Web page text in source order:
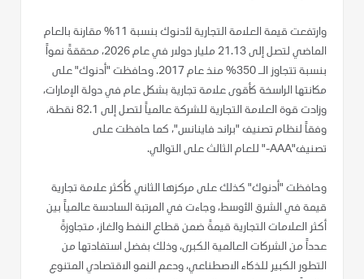
وارتفعت قيمة العلامة التجارية لأدنوك بنسبة 11% مقارنة بالعام
الماضي لتصل إلى 21.13 مليار دولار في عام 2026، محققةً نمواً
بنسبة تتجاوز الـ 350% منذ عام 2017. وحافظت "أدنوك" على
مكانتها الراسخة كأقوى علامة تجارية بشكل عام في دولة الإمارات،
وزادت قوة العلامة التجارية للشركة عالمياً لتصل إلى 82.1 نقطة،
وفقاً لنظام تصنيف "براند فاينانس"، كما حافظت على
تصنيف"AAA-" للعام الثالث على التوالي.
وحافظت "أدنوك" كذلك على مركزها الثاني كأكثر علامة تجارية
قيمة في الشرق الأوسط، وجاءت في المرتبة السادسة عالمياً بين
أكثر العلامات التجارية قيمةً ضمن قطاع النفط والغاز، متجاوزةً
عدداً من الشركات العالمية الكبرى، وذلك بفضل استفادتها من
التطور الكبير للذكاء الاصطناعي، ودعم النمو الاقتصادي المتنوع